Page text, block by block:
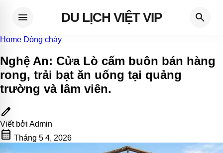
menu DU LỊCH VIỆT VIP search
Home Dòng chảy
Nghệ An: Cửa Lò cấm buôn bán hàng
rong, trải bạt ăn uống tại quảng
trường và lâm viên.
edit
Viết bởi Admin
calendar_month Tháng 5 4, 2026